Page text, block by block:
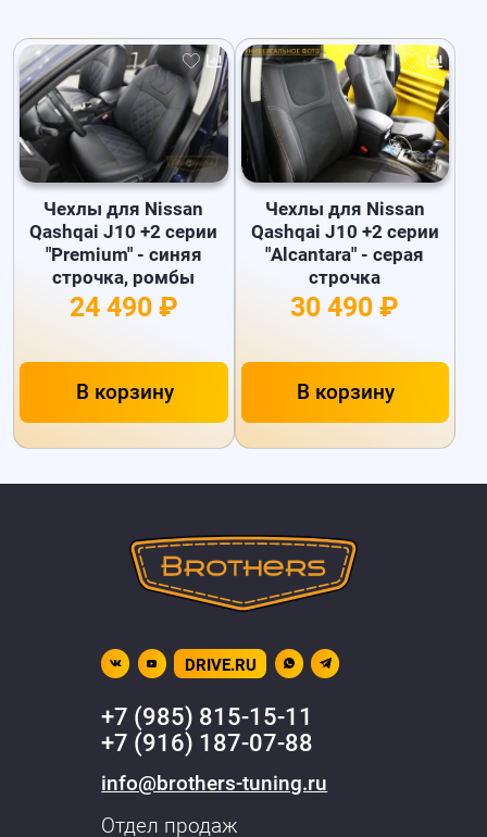
Чехлы для Nissan
Qashqai J10 +2 серии
"Premium" - синяя
строчка, ромбы
24 490 ₽
В корзину
Чехлы для Nissan
Qashqai J10 +2 серии
"Alcantara" - серая
строчка
30 490 ₽
В корзину
DRIVE.RU
+7 (985) 815-15-11
+7 (916) 187-07-88
info@brothers-tuning.ru
Отдел продаж